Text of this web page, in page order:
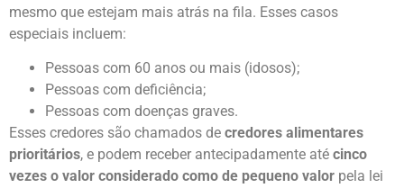
mesmo que estejam mais atrás na fila. Esses casos
especiais incluem:
Pessoas com 60 anos ou mais (idosos);
Pessoas com deficiência;
Pessoas com doenças graves.
Esses credores são chamados de credores alimentares
prioritários, e podem receber antecipadamente até cinco
vezes o valor considerado como de pequeno valor pela lei